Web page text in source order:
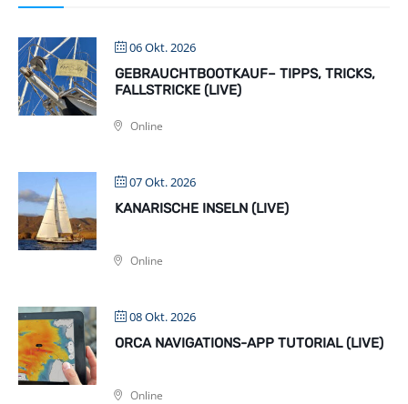
06 Okt. 2026
GEBRAUCHTBOOTKAUF– TIPPS, TRICKS,
FALLSTRICKE (LIVE)
Online
07 Okt. 2026
KANARISCHE INSELN (LIVE)
Online
08 Okt. 2026
ORCA NAVIGATIONS-APP TUTORIAL (LIVE)
Online